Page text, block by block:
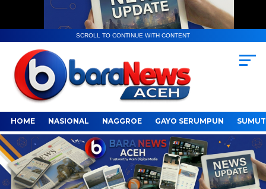
SCROLL TO CONTINUE WITH CONTENT
HOME NASIONAL NAGGROE GAYO SERUMPUN SUMUT